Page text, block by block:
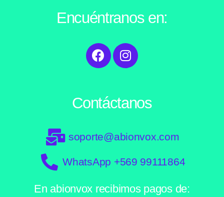
Encuéntranos en:
Contáctanos
soporte@abionvox.com​
WhatsApp +569 99111864
En abionvox recibimos pagos de: